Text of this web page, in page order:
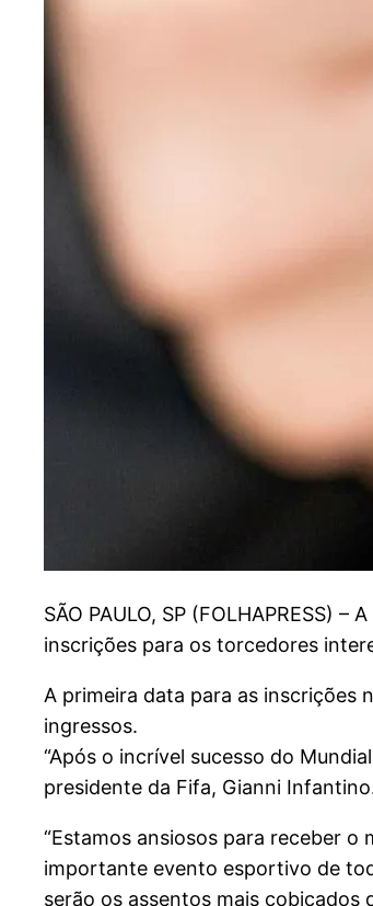
SÃO PAULO, SP (FOLHAPRESS)
inscrições para os torcedores
A primeira data para as inscrições
ingressos.
“Após o incrível sucesso do
presidente da Fifa, Gianni
“Estamos ansiosos para receber
importante evento esportivo de
serão os assentos mais cobiçados